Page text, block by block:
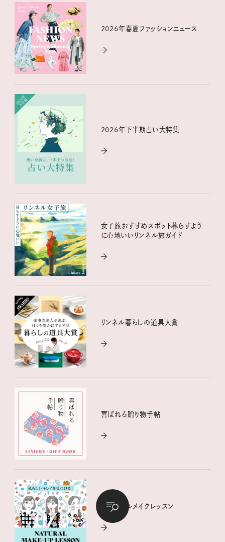
2026年春夏ファッションニュース
2026年下半期占い大特集
女子旅おすすめスポット暮らすよう
に心地いいリンネル旅ガイド
リンネル暮らしの道具大賞
喜ばれる贈り物手帖
ナチュラルメイクレッスン